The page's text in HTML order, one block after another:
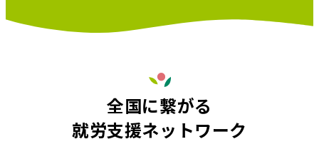
全国に繋がる
就労支援ネットワーク